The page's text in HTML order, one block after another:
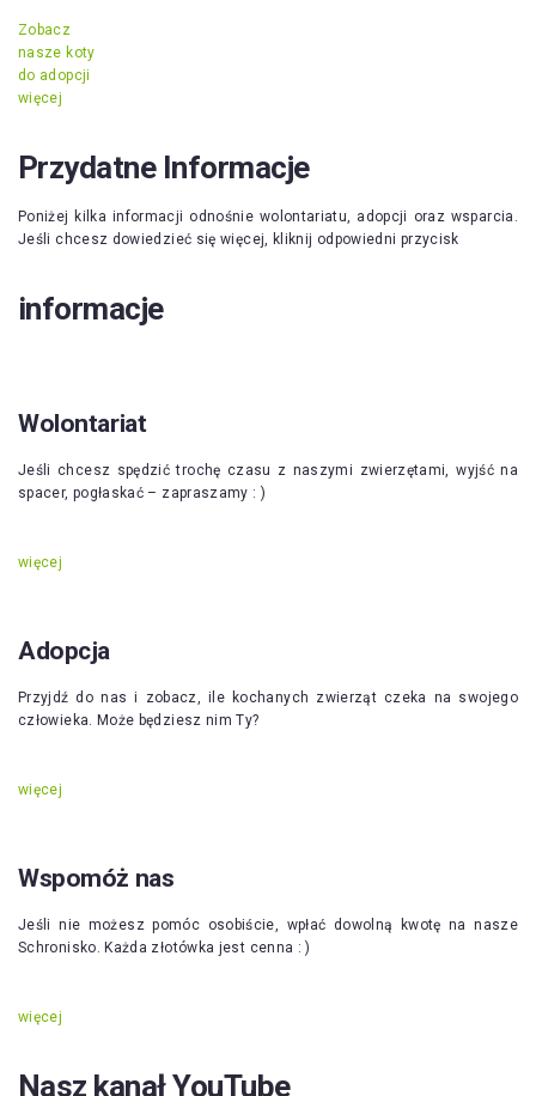
Zobacz
nasze koty
do adopcji
więcej
Przydatne Informacje
Poniżej kilka informacji odnośnie wolontariatu, adopcji oraz wsparcia.
Jeśli chcesz dowiedzieć się więcej, kliknij odpowiedni przycisk
informacje
Wolontariat
Jeśli chcesz spędzić trochę czasu z naszymi zwierzętami, wyjść na
spacer, pogłaskać – zapraszamy : )
więcej
Adopcja
Przyjdź do nas i zobacz, ile kochanych zwierząt czeka na swojego
człowieka. Może będziesz nim Ty?
więcej
Wspomóż nas
Jeśli nie możesz pomóc osobiście, wpłać dowolną kwotę na nasze
Schronisko. Każda złotówka jest cenna : )
więcej
Nasz kanał YouTube